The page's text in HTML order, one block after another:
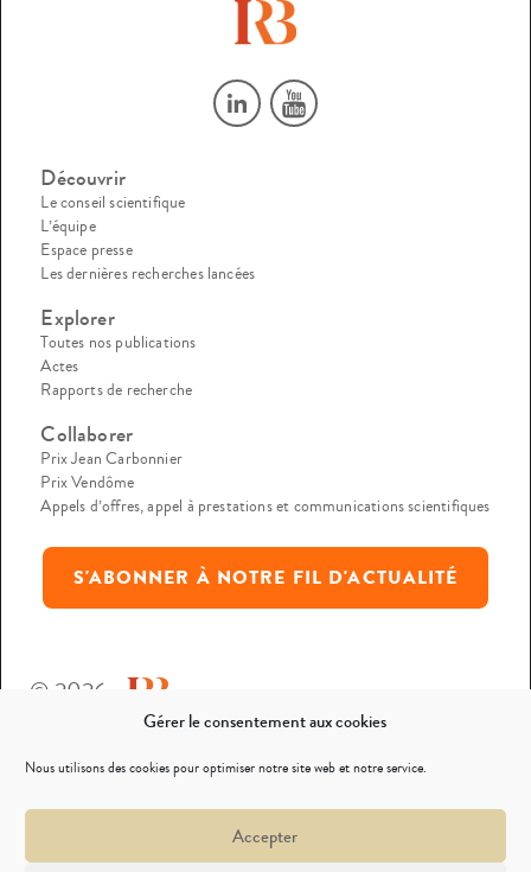
Gérer le consentement aux cookies
Nous utilisons des cookies pour optimiser notre site web et notre service.
Accepter
Découvrir
Le conseil scientifique
L’équipe
Espace presse
Les dernières recherches lancées
Explorer
Toutes nos publications
Actes
Rapports de recherche
Collaborer
Prix Jean Carbonnier
Prix Vendôme
Appels d’offres, appel à prestations et communications scientifiques
S'ABONNER À NOTRE FIL D'ACTUALITÉ
© 2026